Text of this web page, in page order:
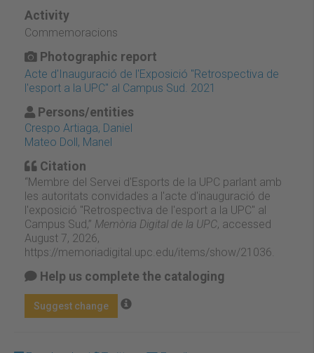
Activity
Commemoracions
Photographic report
Acte d'Inauguració de l'Exposició "Retrospectiva de
l'esport a la UPC" al Campus Sud. 2021
Persons/entities
Crespo Artiaga, Daniel
Mateo Doll, Manel
Citation
“Membre del Servei d'Esports de la UPC parlant amb
les autoritats convidades a l'acte d'inauguració de
l'exposició "Retrospectiva de l'esport a la UPC" al
Campus Sud,” Memòria Digital de la UPC, accessed
August 7, 2026,
https://memoriadigital.upc.edu/items/show/21036
Help us complete the cataloging
Suggest change